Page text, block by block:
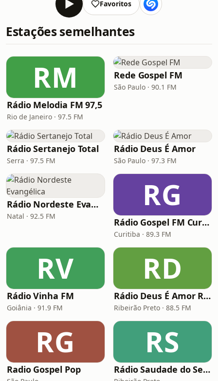
Favoritos
Estações semelhantes
RM
Rádio Melodia FM 97,5
Rio de Janeiro · 97.5 FM
Rede Gospel FM
São Paulo · 90.1 FM
Rádio Sertanejo Total
Serra · 97.5 FM
Rádio Deus É Amor
São Paulo · 97.3 FM
Rádio Nordeste Evangélica
Natal · 92.5 FM
RG
Rádio Gospel FM Curitiba
Curitiba · 89.3 FM
RV
Rádio Vinha FM
Goiânia · 91.9 FM
RD
Rádio Deus É Amor Ribeirão Preto
Ribeirão Preto · 88.5 FM
RG
Radio Gospel Pop
RS
Rádio Saudade do Sertão